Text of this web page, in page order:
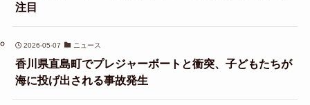
注目
2026-05-07 ニュース
香川県直島町でプレジャーボートと衝突、子どもたちが
海に投げ出される事故発生